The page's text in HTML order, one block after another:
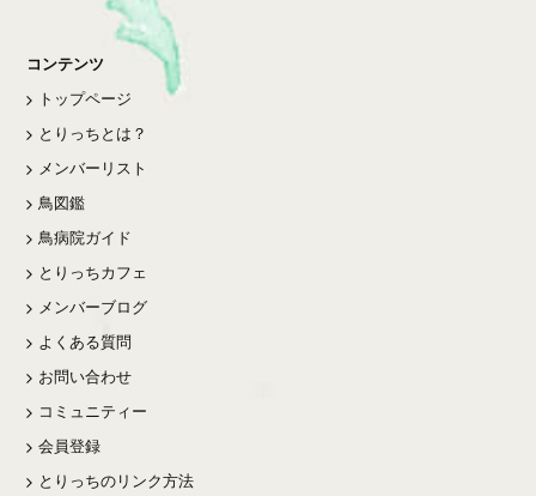
コンテンツ
トップページ
とりっちとは？
メンバーリスト
鳥図鑑
鳥病院ガイド
とりっちカフェ
メンバーブログ
よくある質問
お問い合わせ
コミュニティー
会員登録
とりっちのリンク方法